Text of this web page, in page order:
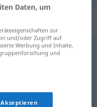
,stemmen
Daten, um
zur
und/oder Zugriff auf
Werbung und Inhalte,
und
Akzeptieren